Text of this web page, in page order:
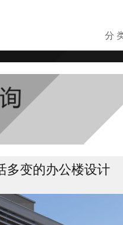
分
多变的办公楼设计